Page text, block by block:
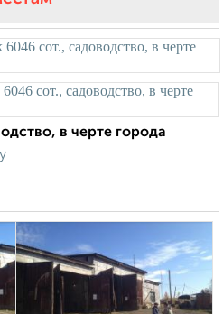
в черте города